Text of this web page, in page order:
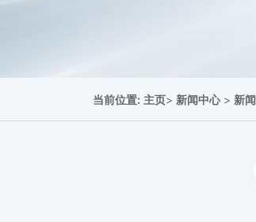
当前位置: 主页> 新闻中心> 新